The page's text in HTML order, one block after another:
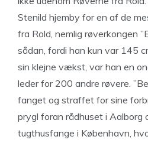
Stenild hjemby for en af de
fra Rold, nemlig røverkongen
sådan, fordi han kun var 145
sin klejne vækst, var han en
leder for 200 andre røvere.
fanget og straffet for sine
prygl foran rådhuset i Aalborg
tugthusfange i København,